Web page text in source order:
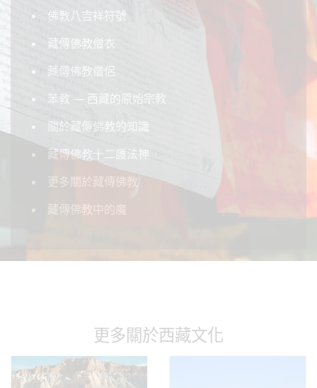
佛教八吉祥符號
藏傳佛教僧衣
藏傳佛教僧侶
苯教 — 西藏的原始宗教
關於藏傳佛教的知識
藏傳佛教十二護法神
更多關於藏傳佛教
藏傳佛教中的魔
更多關於西藏文化